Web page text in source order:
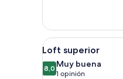
estudio
junior
Ver
todas
las
8
Loft superior
8,08,0 de 10
Muy buena
1 opinión
(1